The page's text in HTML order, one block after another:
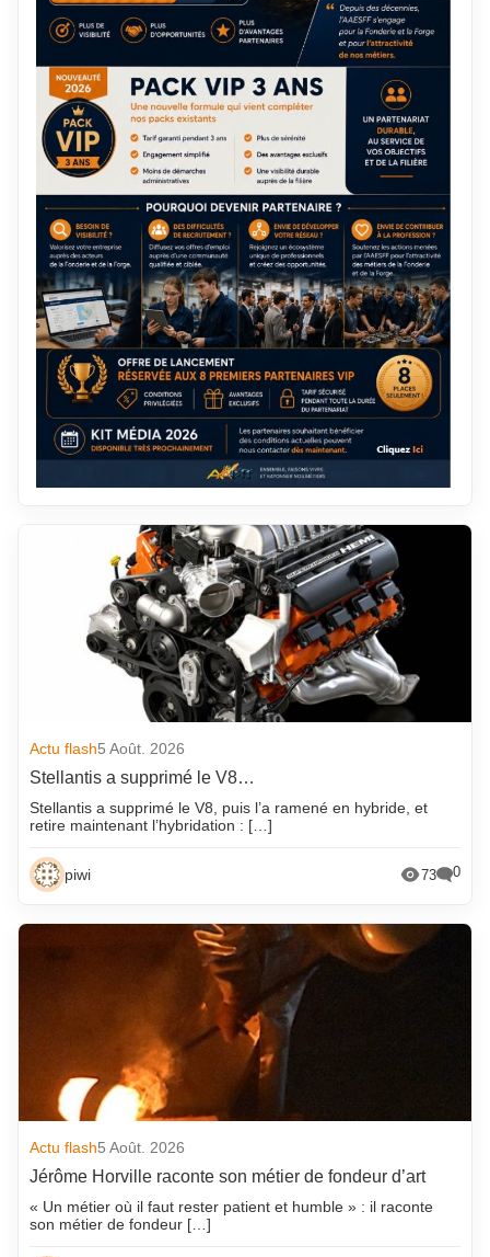
Actu flash5 Août. 2026
Stellantis a supprimé le V8…
Stellantis a supprimé le V8, puis l’a ramené en hybride, et
retire maintenant l’hybridation : […]
piwi 73 0
Actu flash5 Août. 2026
Jérôme Horville raconte son métier de fondeur d’art
« Un métier où il faut rester patient et humble » : il raconte
son métier de fondeur […]